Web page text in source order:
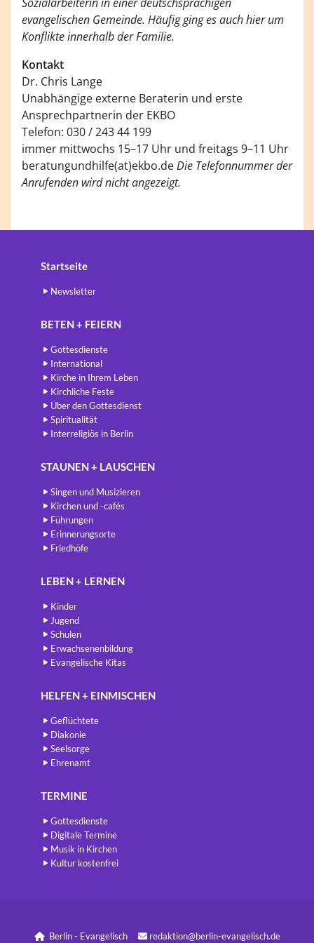
evangelischen Gemeinde. Häufig ging es auch hier um
Konflikte innerhalb der Familie.
Kontakt
Dr. Chris Lange
Unabhängige externe Beraterin und erste
Ansprechpartnerin der EKBO
Telefon: 030 / 243 44 199
immer mittwochs 15–17 Uhr und freitags 9–11 Uhr
beratungundhilfe(at)ekbo.deDie Telefonnummer der
Anrufenden wird nicht angezeigt.
Startseite
Newsletter
BETEN + FEIERN
Gottesdienste
International
Kirche in Ihrem Leben
Kirchliche Feste
Über den Gottesdienst
Spiritualität
Interreligiös in Berlin
STAUNEN + LAUSCHEN
Singen und Musizieren
Kirchen und -cafés
Führungen
Erinnerungsorte
Friedhöfe
LEBEN + LERNEN
Kinder
Jugend
Schulen
Erwachsenenbildung
Evangelische Kitas
HELFEN + EINMISCHEN
Geflüchtete
Diakonie
Seelsorge
Ehrenamt
TERMINE
Gottesdienste
Digitale Termine
Musik in Kirchen
Kultur kostenfrei
Berlin - Evangelisch  redaktion@berlin-evangelisch.de